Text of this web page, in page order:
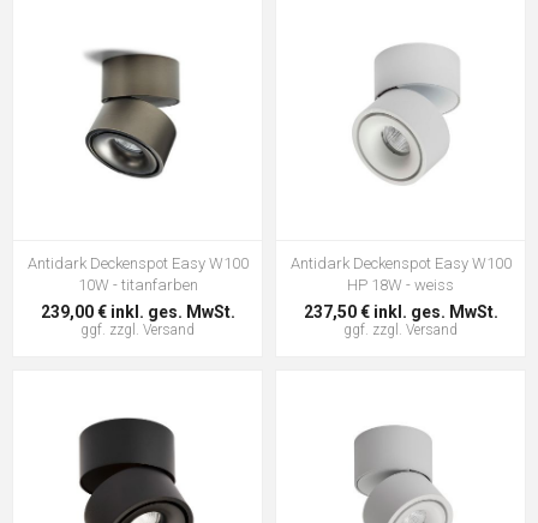
Antidark Deckenspot Easy W100
10W - titanfarben
239,00 € inkl. ges. MwSt.
ggf. zzgl. Versand
Antidark Deckenspot Easy W100
HP 18W - weiss
237,50 € inkl. ges. MwSt.
ggf. zzgl. Versand